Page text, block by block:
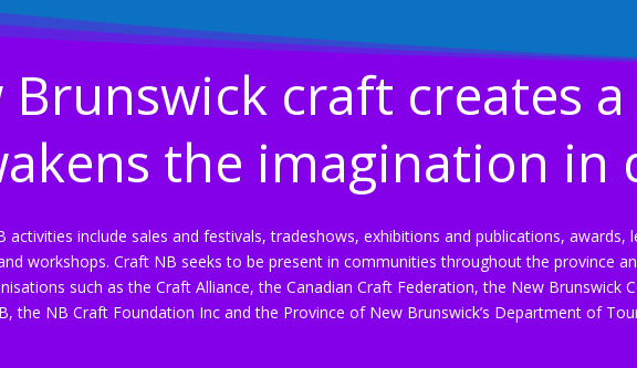
Brunswick craft creates
the imagination in
activities include sales and festivals, tradeshows, exhibitions and publications, awards,
workshops. Craft NB seeks to be present in communities throughout the province
such as the Craft Alliance, the Canadian Craft Federation, the New Brunswick
the NB Craft Foundation Inc and the Province of New Brunswick’s Department of